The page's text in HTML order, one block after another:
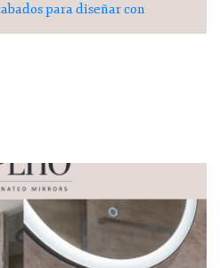
para diseñar con